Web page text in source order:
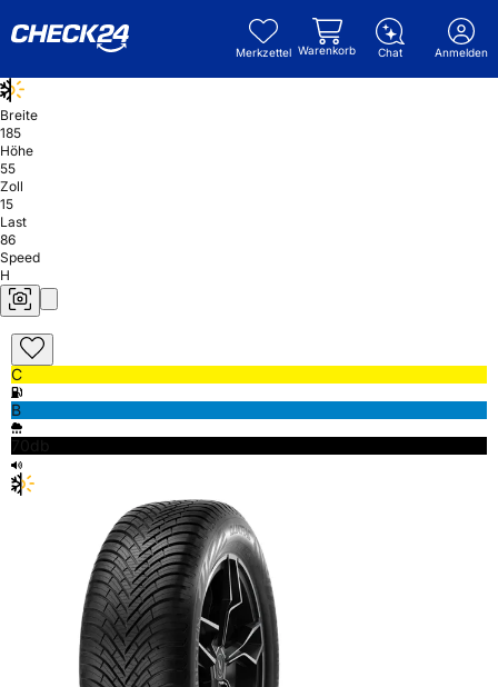
Merkzettel Warenkorb Chat Anmelden
Breite
185
Höhe
55
Zoll
15
Last
86
Speed
H
C
B
70db